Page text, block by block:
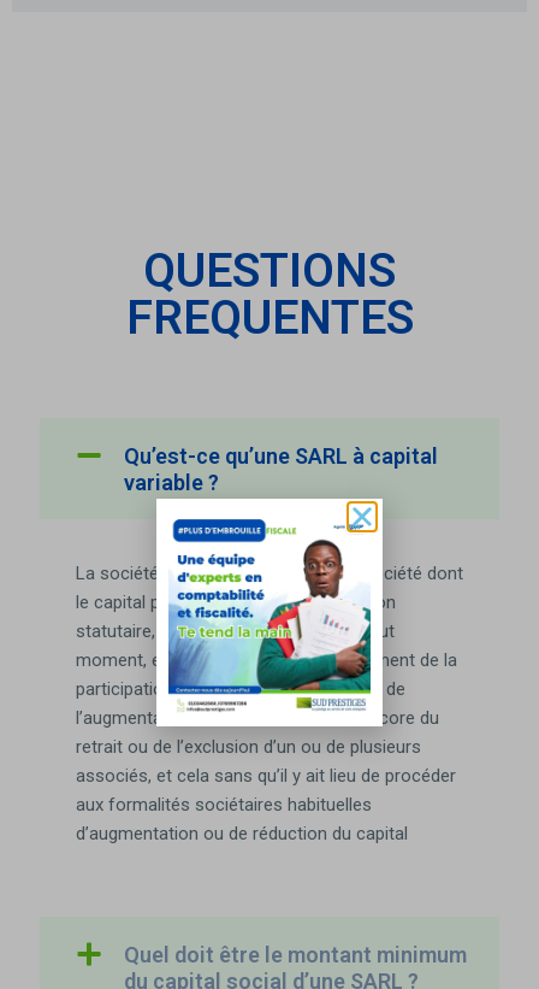
QUESTIONS
FREQUENTES
Qu’est-ce qu’une SARL à capital
variable ?
La société à capital variable est une société dont
le capital peut, en vertu d’une disposition
statutaire, augmenter ou diminuer à tout
moment, en raison soit de l’accroissement de la
participation de certains associés, soit de
l’augmentation de leur nombre, soit encore du
retrait ou de l’exclusion d’un ou de plusieurs
associés, et cela sans qu’il y ait lieu de procéder
aux formalités sociétaires habituelles
d’augmentation ou de réduction du capital
Quel doit être le montant minimum
du capital social d’une SARL ?